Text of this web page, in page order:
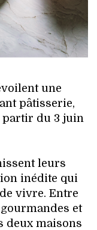
une
pâtisserie,
partir du 3 juin
leurs
inédite qui
vivre. Entre
et
deux maisons